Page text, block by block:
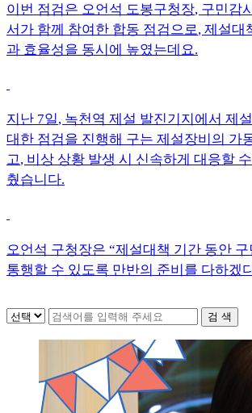
이번 점검은 오언석 도봉구청장, 구민감
서가 함께 참여한 합동 점검으로, 제설대
과 효율성을 동시에 높였는데요.
지난 7일, 녹천역 제설 발진기지에서 제설
대한 점검을 진행해 구는 제설장비의 가
고, 비상 상황 발생 시 신속하게 대응할
췄습니다.
오언석 구청장은 “제설대책 기간 동안
통행할 수 있도록 만반의 준비를 다하겠